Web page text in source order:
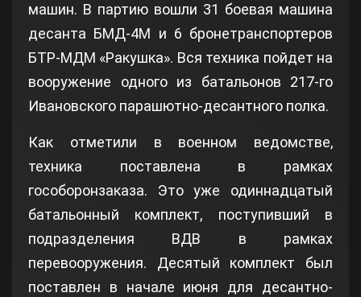
машин. В партию вошли 31 боевая машина
десанта БМД-4М и 6 бронетранспортеров
БТР-МДМ «Ракушка». Вся техника пойдет на
вооружение одного из батальонов 217-го
Ивановского парашютно-десантного полка.
Как отметили в военном ведомстве,
техника поставлена в рамках
гособоронзаказа. Это уже одиннадцатый
батальонный комплект, поступивший в
подразделения ВДВ в рамках
перевооружения. Десятый комплект был
поставлен в начале июня для десантно-